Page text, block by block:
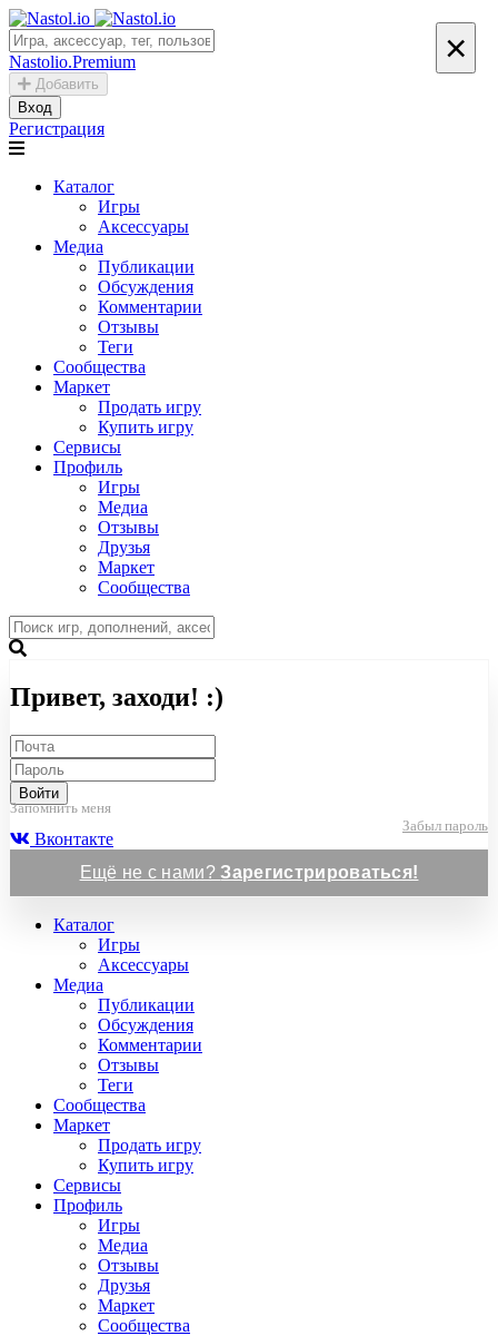
Nastolio.Premium
Добавить
Вход
Регистрация
Каталог
Игры
Аксессуары
Медиа
Публикации
Обсуждения
Комментарии
Отзывы
Теги
Сообщества
Маркет
Продать игру
Купить игру
Сервисы
Профиль
Игры
Медиа
Отзывы
Друзья
Маркет
Сообщества
×
Привет, заходи! :)
Войти
Запомнить меня
Забыл пароль
Вконтакте
Ещё не с нами?Зарегистрироваться!
Каталог
Игры
Аксессуары
Медиа
Публикации
Обсуждения
Комментарии
Отзывы
Теги
Сообщества
Маркет
Продать игру
Купить игру
Сервисы
Профиль
Игры
Медиа
Отзывы
Друзья
Маркет
Сообщества